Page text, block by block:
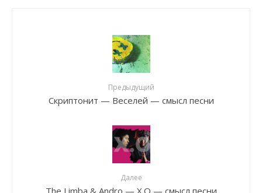
Предыдущий
Скриптонит — Веселей — смысл песни
Далее
The Limba & Andro — X.O — смысл песни